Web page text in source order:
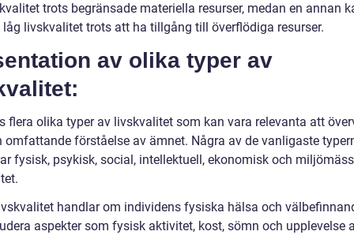
trots begränsade materiella resurser, medan en annan
låg livskvalitet trots att ha tillgång till överflödiga resurser.
av olika typer av
flera olika typer av livskvalitet som kan vara relevanta att
omfattande förståelse av ämnet. Några av de vanligaste
fysisk, psykisk, social, intellektuell, ekonomisk och
handlar om individens fysiska hälsa och
aspekter som fysisk aktivitet, kost, sömn och upplevelse